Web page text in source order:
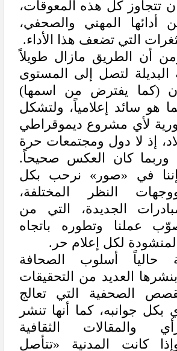
تتجاوز كل هذه المعوقات،
المهني والصحفي،
التي تضعف هذا الأداء.
أن الطريق مازال طويلاً
البديلة لتصل إلى المستوى
(كما يفترض من اسمها)
هو سائد إعلامياً، ولتشكل
لأي مشروع ديموقراطي
إذ لا دول ومجتمعات حرة
وربما كان العكس صحيحاً.
في «صور» نرحب بكل
النظر المختلفة،
الجديدة، التي من
عملنا وتطوره باتجاه
لكل إعلام حر.
حالياً أسلوب الصحافة
بنشرها العديد من التحقيقات
الصحفية التي تعالج
بكل جوانبه، كما أنها تنشر
والمقالات الثقافية
كانت المدنية «تتأصل